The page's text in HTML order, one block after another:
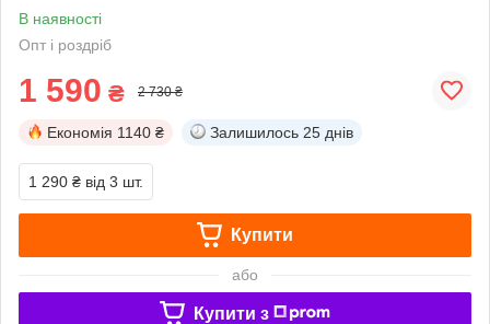
В наявності
Опт і роздріб
1 590 ₴ 2 730 ₴
Економія 1140 ₴ Залишилось 25 днів
1 290 ₴ від 3 шт.
Купити
або
Купити з